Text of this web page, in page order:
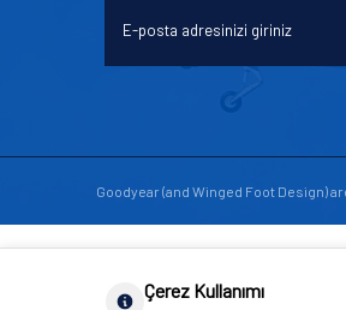
Goodyear (and Winged Foot Design)
Çerez Kullanımı